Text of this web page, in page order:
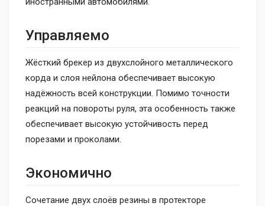
Управляемо
Жёсткий брекер из двухслойного металлического
корда и слоя нейлона обеспечивает высокую
надёжность всей конструкции. Помимо точности
реакций на повороты руля, эта особенность также
обеспечивает высокую устойчивость перед
порезами и проколами.
Экономично
Сочетание двух слоёв резины в протекторе